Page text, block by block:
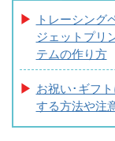
トレーシング
ジェットプリ
テムの作り方
お祝い･ギフ
する方法や注